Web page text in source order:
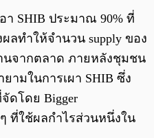
า SHIB ประมาณ 90% ที่
ลทำให้จำนวน supply ของ
นจากตลาด ภายหลังชุมชน
ามในการเผา SHIB ซึ่ง
ดโดย Bigger
ที่ใช้ผลกำไรส่วนหนึ่งใน